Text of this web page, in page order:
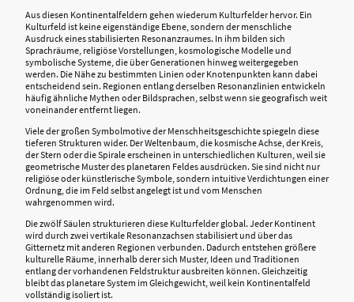
Aus diesen Kontinentalfeldern gehen wiederum Kulturfelder hervor. Ein
Kulturfeld ist keine eigenständige Ebene, sondern der menschliche
Ausdruck eines stabilisierten Resonanzraumes. In ihm bilden sich
Sprachräume, religiöse Vorstellungen, kosmologische Modelle und
symbolische Systeme, die über Generationen hinweg weitergegeben
werden. Die Nähe zu bestimmten Linien oder Knotenpunkten kann dabei
entscheidend sein. Regionen entlang derselben Resonanzlinien entwickeln
häufig ähnliche Mythen oder Bildsprachen, selbst wenn sie geografisch weit
voneinander entfernt liegen.
Viele der großen Symbolmotive der Menschheitsgeschichte spiegeln diese
tieferen Strukturen wider. Der Weltenbaum, die kosmische Achse, der Kreis,
der Stern oder die Spirale erscheinen in unterschiedlichen Kulturen, weil sie
geometrische Muster des planetaren Feldes ausdrücken. Sie sind nicht nur
religiöse oder künstlerische Symbole, sondern intuitive Verdichtungen einer
Ordnung, die im Feld selbst angelegt ist und vom Menschen
wahrgenommen wird.
Die zwölf Säulen strukturieren diese Kulturfelder global. Jeder Kontinent
wird durch zwei vertikale Resonanzachsen stabilisiert und über das
Gitternetz mit anderen Regionen verbunden. Dadurch entstehen größere
kulturelle Räume, innerhalb derer sich Muster, Ideen und Traditionen
entlang der vorhandenen Feldstruktur ausbreiten können. Gleichzeitig
bleibt das planetare System im Gleichgewicht, weil kein Kontinentalfeld
vollständig isoliert ist.